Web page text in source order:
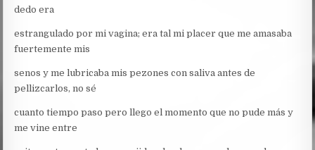
dedo era
estrangulado por mi vagina; era tal mi placer que me amasaba
fuertemente mis
senos y me lubricaba mis pezones con saliva antes de
pellizcarlos, no sé
cuanto tiempo paso pero llego el momento que no pude más y
me vine entre